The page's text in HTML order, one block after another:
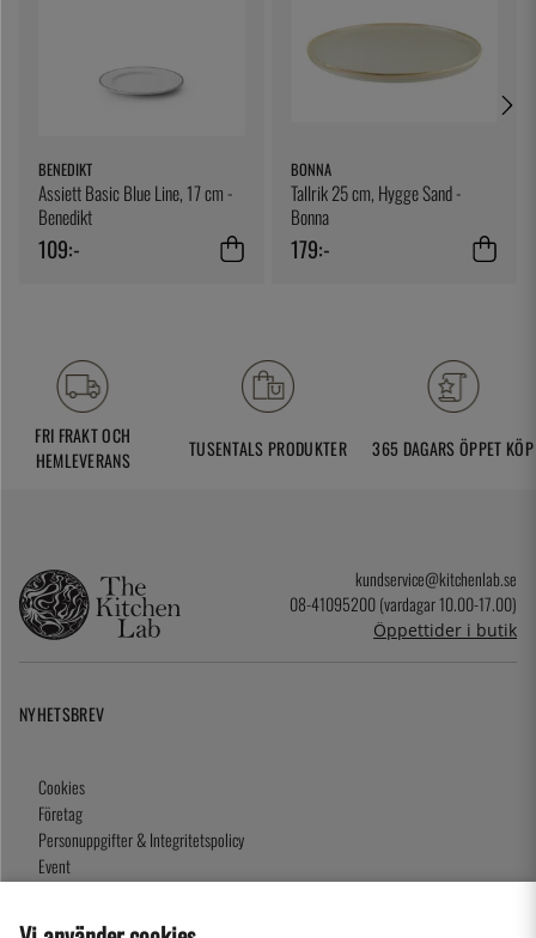
BENEDIKT
Assiett Basic Blue Line, 17 cm -
Benedikt
109:-
BONNA
Tallrik 25 cm, Hygge Sand -
Bonna
179:-
FRI FRAKT OCH
HEMLEVERANS
TUSENTALS PRODUKTER 365 DAGARS ÖPPET KÖP
kundservice@kitchenlab.se
08-41095200 (vardagar 10.00-17.00)
Öppettider i butik
NYHETSBREV
Cookies
Företag
Personuppgifter & Integritetspolicy
Event
Om oss